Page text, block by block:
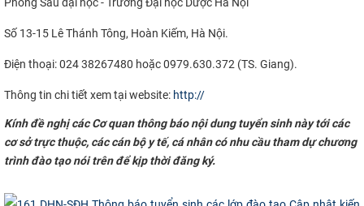
Số 13-15 Lê Thánh Tông, Hoàn Kiếm, Hà Nội.
Điện thoại: 024 38267480 hoặc 0979.630.372 (TS. Giang).
Thông tin chi tiết xem tại website: http://
Kính đề nghị các Cơ quan thông báo nội dung tuyển sinh này tới các
cơ sở trực thuộc, các cán bộ y tế, cá nhân có nhu cầu tham dự chương
trình đào tạo nói trên để kịp thời đăng ký.